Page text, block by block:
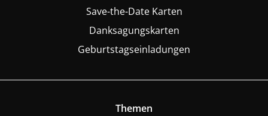
Save-the-Date Karten
Danksagungskarten
Geburtstagseinladungen
Themen